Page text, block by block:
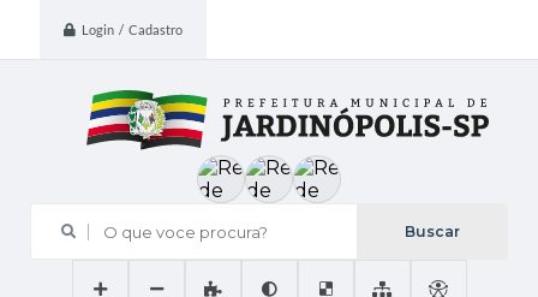
Login / Cadastro
O que voce procura?